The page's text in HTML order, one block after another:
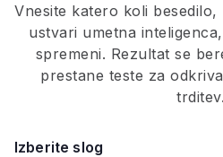
Vnesite katero koli
ustvari umetna
spremeni. Rezultat se
prestane teste za
trditev.
Izberite slog